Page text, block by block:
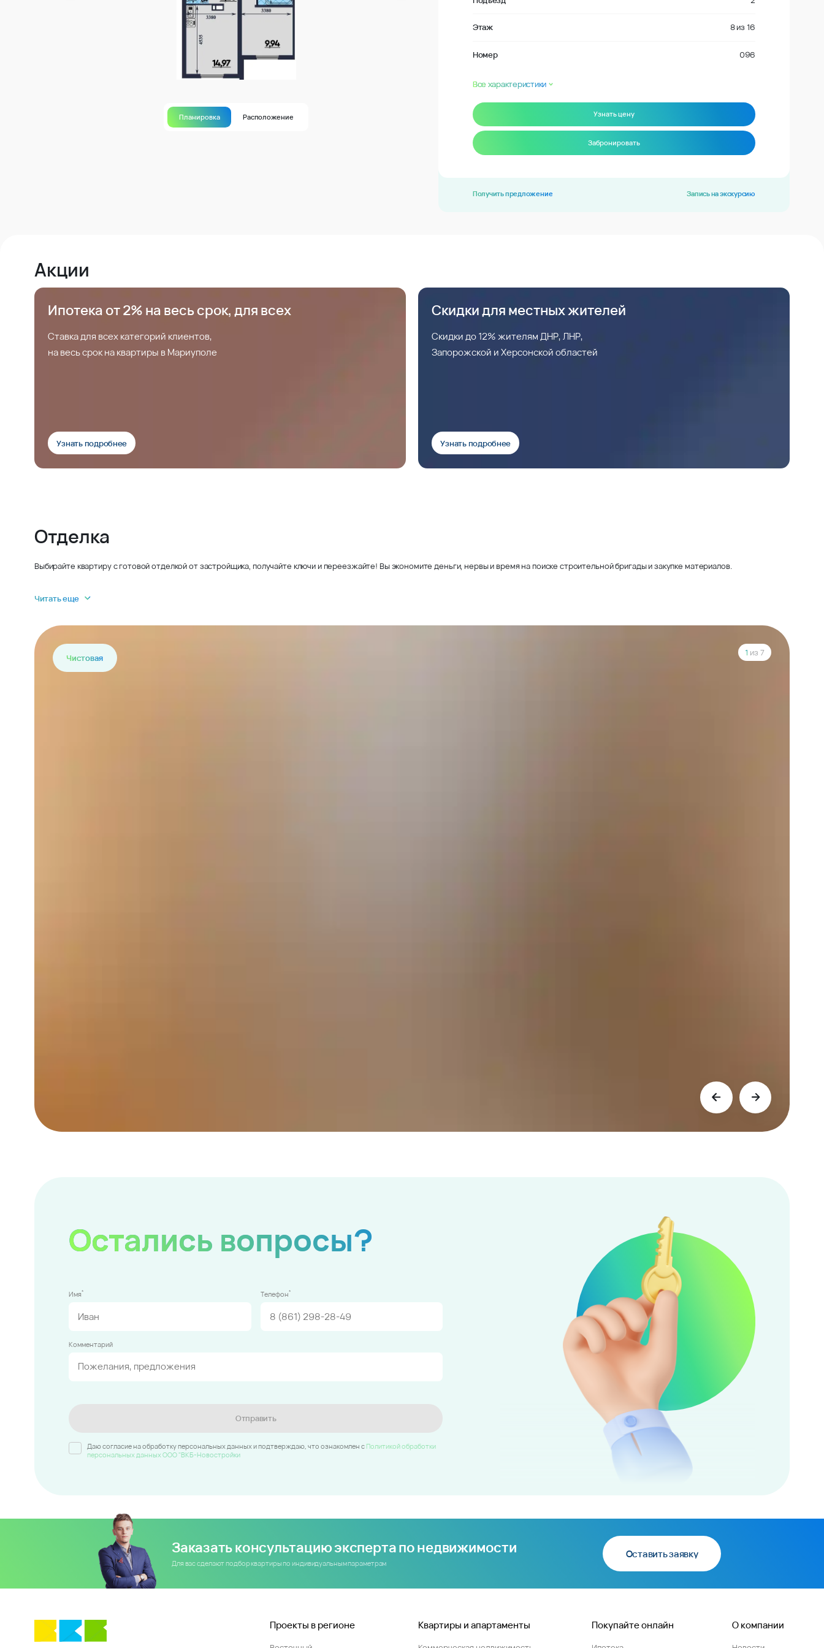
Планировка Расположение
Этаж 8из 16
Номер 096
Все характеристики
Узнать цену
Забронировать
Получить предложение Запись на экскурсию
Акции
Ипотека от 2% на весь срок, для всех
Ставка для всех категорий клиентов,
на весь срок на квартиры в Мариуполе
Узнать подробнее
Скидки для местных жителей
Скидки до 12% жителям ДНР, ЛНР,
Запорожской и Херсонской областей
Узнать подробнее
Отделка
Выбирайте квартиру с готовой отделкой от застройщика, получайте ключи и переезжайте! Вы экономите деньги, нервы и время на поиске строительной бригады и закупке материалов.
Читать еще
Чистовая
1 из 7
Остались вопросы?
Имя* Телефон*
Комментарий
Отправить
Даю согласие на обработку персональных данных и подтверждаю, что ознакомлен c Политикой обработки
персональных данных ООО "ВКБ-Новостройки
Заказать консультацию эксперта по недвижимости
Для вас сделают подбор квартиры по индивидуальным параметрам
Оставить заявку
Проекты в регионе Квартиры и апартаменты Покупайте онлайн О компании